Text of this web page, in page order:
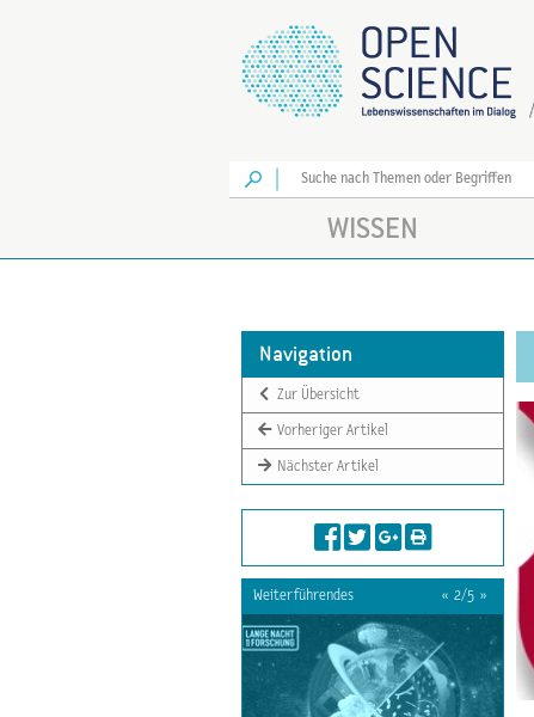
Los
WISSEN
Navigation
Zur Übersicht
Vorheriger Artikel
Nächster Artikel
Weiterführendes « 2/5 »